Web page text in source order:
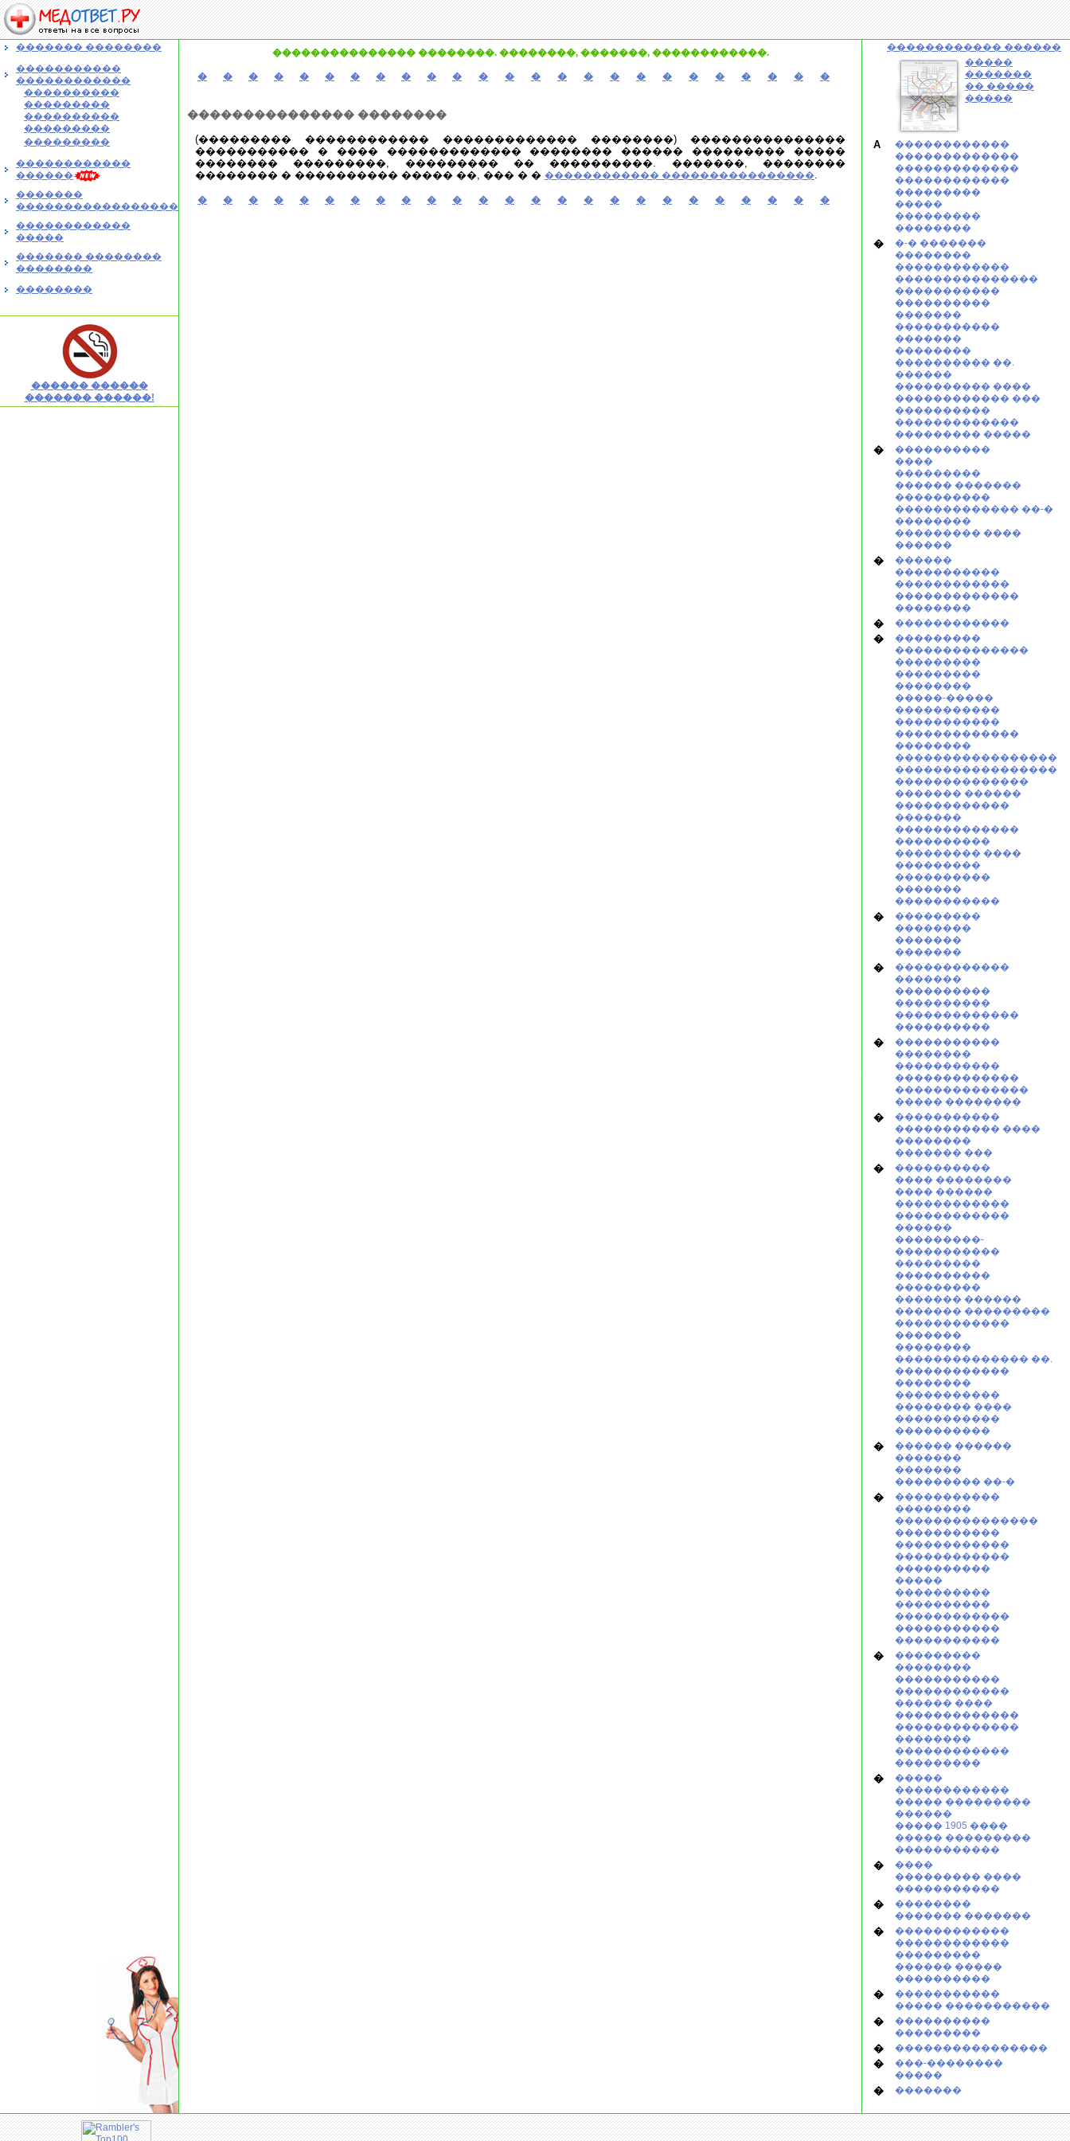
������� ��������
�����������
������������
����������
���������
����������
���������
���������
������������
������
�������
�����������������
������������
�����
������� ��������
��������
��������
������ ������
������� ������!
��������������� ��������. ��������, �������, ������������.
� � � � � � � � � � � � � � � � � � � � � � � � �
��������������� ��������
(��������� ������������ ������������� ��������) ���������������
����������� � ���� ������������� �������� ������ ��������� �����
�������� ���������, ��������� �� ����������. �������, ��������
�������� � ���������� ����� ��, ��� � � ������������ ����������������.
� � � � � � � � � � � � � � � � � � � � � � � � �
������������ ������
�����
�������
�� �����
�����
A
������������
�������������
�������������
������������
���������
�����
���������
��������
�
�-� �������
��������
������������
���������������
�����������
����������
�������
�����������
�������
��������
���������� ��.
������
���������� ����
������������ ���
����������
�������������
��������� �����
�
����������
����
���������
������ �������
����������
������������� ��-�
��������
��������� ����
������
�
������
�����������
������������
�������������
��������
� ������������
�
���������
��������������
���������
���������
��������
�����-�����
�����������
�����������
�������������
��������
�����������������
�����������������
��������������
������� ������
������������
�������
�������������
����������
��������� ����
���������
����������
�������
�����������
�
���������
��������
�������
�������
�
������������
�������
����������
����������
�������������
����������
�
�����������
��������
�����������
�������������
��������������
����� ��������
�
�����������
����������� ����
��������
������� ���
�
����������
���� ��������
���� ������
������������
������������
������
���������-
�����������
���������
����������
���������
������� ������
������� ���������
������������
�������
��������
�������������� ��.
������������
��������
�����������
�������� ����
�����������
����������
�
������ ������
�������
�������
��������� ��-�
�
�����������
��������
���������������
�����������
������������
������������
����������
�����
����������
����������
������������
�����������
�����������
�
���������
��������
�����������
������������
������ ����
�������������
�������������
��������
������������
���������
�
�����
������������
����� ���������
������
����� 1905 ����
����� ���������
�����������
�
����
��������� ����
�����������
�
��������
������� �������
�
������������
������������
���������
������ �����
����������
�
�����������
����� �����������
�
����������
���������
� ����������������
�
���-��������
�����
� �������